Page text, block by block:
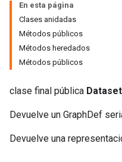
En esta página
Clases anidadas
Métodos públicos
Métodos heredados
Métodos públicos
clase final pública
Devuelve un GraphDef
Devuelve una